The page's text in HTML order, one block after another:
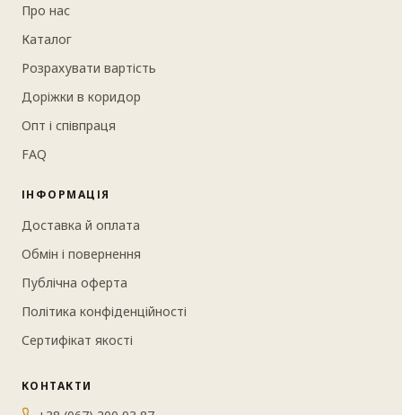
❆
❆
❆
❆
❆
❆
❆
❆
Про нас
Каталог
Розрахувати вартість
Доріжки в коридор
Опт і співпраця
FAQ
ІНФОРМАЦІЯ
Доставка й оплата
Обмін і повернення
Публічна оферта
Політика конфіденційності
Сертифікат якості
КОНТАКТИ